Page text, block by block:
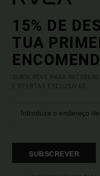
15% DE
TUA
SUBSCREVE PARA
E OFERTAS EXCLUSIVAS.
SUBSCREVER